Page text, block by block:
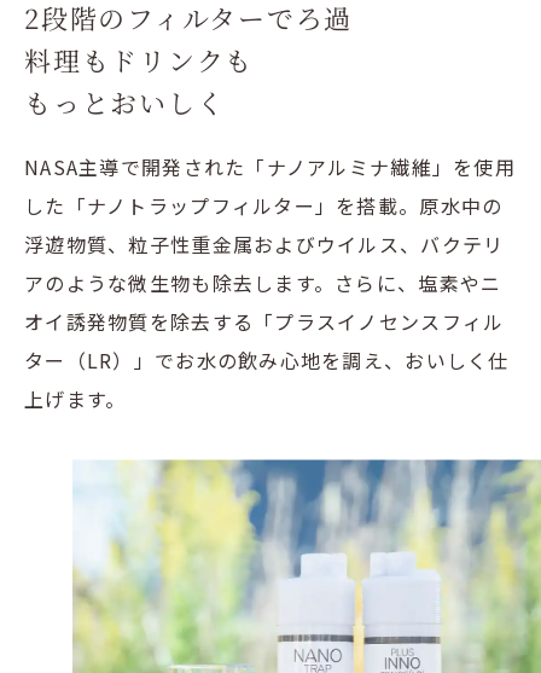
2段階のフィルターでろ過
料理もドリンクも
もっとおいしく
NASA主導で開発された「ナノアルミナ繊維」を使用
した「ナノトラップフィルター」を搭載。原水中の
浮遊物質、粒子性重金属およびウイルス、バクテリ
アのような微生物も除去します。さらに、塩素やニ
オイ誘発物質を除去する「プラスイノセンスフィル
ター（LR）」でお水の飲み心地を調え、おいしく仕
上げます。